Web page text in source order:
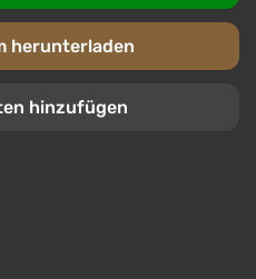
herunterladen
hinzufügen